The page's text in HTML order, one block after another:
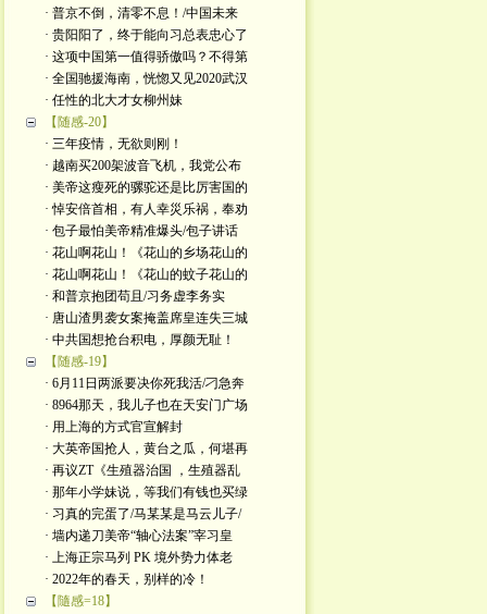
· 普京不倒，清零不息！/中国未来
· 贵阳阳了，终于能向习总表忠心了
· 这项中国第一值得骄傲吗？不得第
· 全国驰援海南，恍惚又见2020武汉
· 任性的北大才女柳州妹
【随感-20】
· 三年疫情，无欲则刚！
· 越南买200架波音飞机，我党公布
· 美帝这瘦死的骡驼还是比厉害国的
· 悼安倍首相，有人幸災乐祸，奉劝
· 包子最怕美帝精准爆头/包子讲话
· 花山啊花山！《花山的乡场花山的
· 花山啊花山！《花山的蚊子花山的
· 和普京抱团苟且/习务虚李务实
· 唐山渣男袭女案掩盖席皇连失三城
· 中共国想抢台积电，厚颜无耻！
【随感-19】
· 6月11日两派要决你死我活/刁急奔
· 8964那天，我儿子也在天安门广场
· 用上海的方式官宣解封
· 大英帝国抢人，黄台之瓜，何堪再
· 再议ZT《生殖器治国 ，生殖器乱
· 那年小学妹说，等我们有钱也买绿
· 习真的完蛋了/马某某是马云儿子/
· 墙内递刀美帝“轴心法案”宰习皇
· 上海正宗马列 PK 境外势力体老
· 2022年的春天，别样的冷！
【隨感=18】